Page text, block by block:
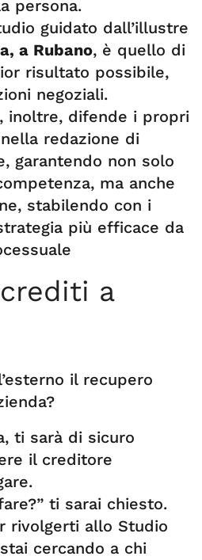
persona.
guidato dall’illustre
a Rubano, è quello di
risultato possibile,
negoziali.
inoltre, difende i propri
redazione di
garantendo non solo
ma anche
stabilendo con i
più efficace da
a
il recupero
ti sarà di sicuro
il creditore
ti sarai chiesto.
rivolgerti allo Studio
cercando a chi